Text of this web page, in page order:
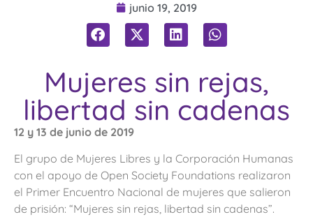
Mujeres sin rejas,
libertad sin cadenas
12 y 13 de junio de 2019
El grupo de Mujeres Libres y la Corporación Humanas
con el apoyo de Open Society Foundations realizaron
el Primer Encuentro Nacional de mujeres que salieron
de prisión: “Mujeres sin rejas, libertad sin cadenas”.
junio 19, 2019